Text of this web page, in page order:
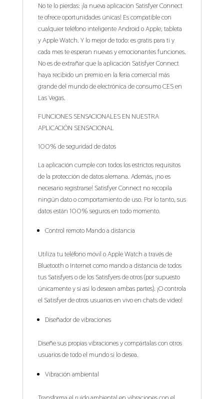
No te lo pierdas: ¡la nueva aplicación Satisfyer Connect
te ofrece oportunidades únicas! Es compatible con
cualquier teléfono inteligente Android o Apple, tableta
y Apple Watch. Y lo mejor de todo: es gratis para ti y
cada mes te esperan nuevas y emocionantes funciones.
No es de extrañar que la aplicación Satisfyer Connect
haya recibido un premio en la feria comercial más
grande del mundo de electrónica de consumo CES en
Las Vegas.
FUNCIONES SENSACIONALES EN NUESTRA
APLICACIÓN SENSACIONAL
100% de seguridad de datos
La aplicación cumple con todos los estrictos requisitos
de la protección de datos alemana. Además, ¡no es
necesario registrarse! Satisfyer Connect no recopila
ningún dato o comportamiento de uso. Por lo tanto, sus
datos están 100% seguros en todo momento.
Control remoto Mando a distancia
Utiliza tu teléfono móvil o Apple Watch a través de
Bluetooth o Internet como mando a distancia de todos
tus Satisfyers o de los Satisfyers de otros (por supuesto
únicamente y si así lo desean ambas partes). ¡O controla
el Satisfyer de otros usuarios en vivo en chats de video!
Diseñador de vibraciones
Diseñe sus propias vibraciones y compártalas con otros
usuarios de todo el mundo si lo desea.
Vibración ambiental